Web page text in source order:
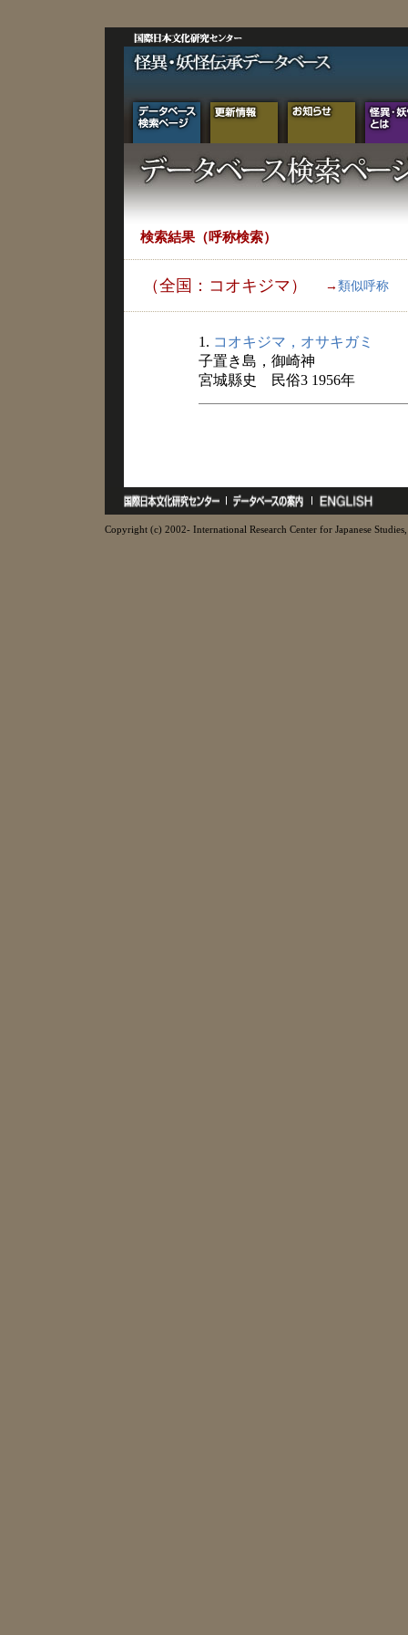
検索結果（呼称検索）
（全国：コオキジマ） → 類似呼称
1. コオキジマ，オサキガミ
子置き島，御崎神
宮城縣史 民俗3 1956年
Copyright (c) 2002- International Research Center for Japanese